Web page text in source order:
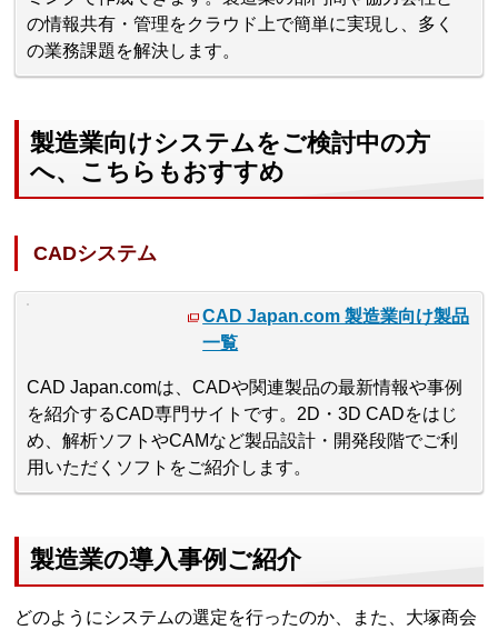
の情報共有・管理をクラウド上で簡単に実現し、多く
の業務課題を解決します。
製造業向けシステムをご検討中の方
へ、こちらもおすすめ
CADシステム
CAD Japan.com 製造業向け製品
一覧
CAD Japan.comは、CADや関連製品の最新情報や事例
を紹介するCAD専門サイトです。2D・3D CADをはじ
め、解析ソフトやCAMなど製品設計・開発段階でご利
用いただくソフトをご紹介します。
製造業の導入事例ご紹介
どのようにシステムの選定を行ったのか、また、大塚商会